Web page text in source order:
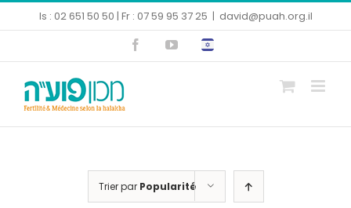
Ouvrir la barre d’outils
to
Is : 02 651 50 50 | Fr : 07 59 95 37 25 | david@puah.org.il
FacebookYouTube
Trier par Popularité